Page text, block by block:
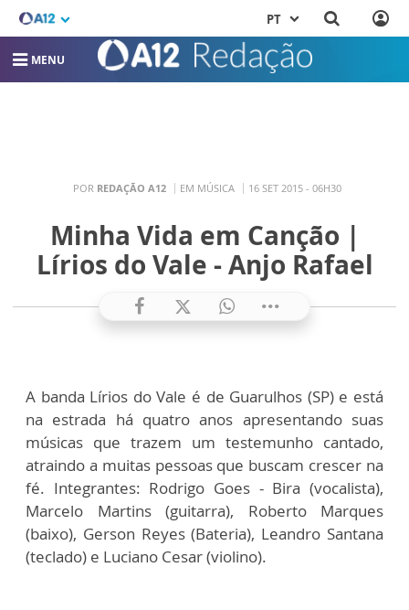
PT
MENU
POR REDAÇÃO A12 EM MÚSICA 16 SET 2015 - 06H30
Minha Vida em Canção |
Lírios do Vale - Anjo Rafael
A banda Lírios do Vale é de Guarulhos (SP) e está
na estrada há quatro anos apresentando suas
músicas que trazem um testemunho cantado,
atraindo a muitas pessoas que buscam crescer na
fé. Integrantes: Rodrigo Goes - Bira (vocalista),
Marcelo Martins (guitarra), Roberto Marques
(baixo), Gerson Reyes (Bateria), Leandro Santana
(teclado) e Luciano Cesar (violino).